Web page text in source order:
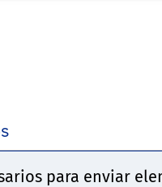
para enviar